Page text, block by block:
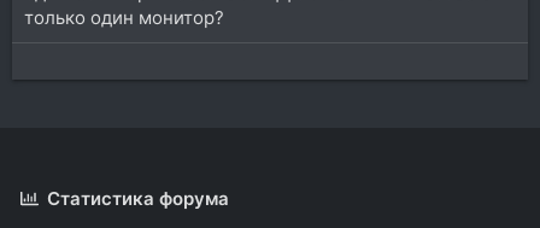
только один монитор?
Статистика форума